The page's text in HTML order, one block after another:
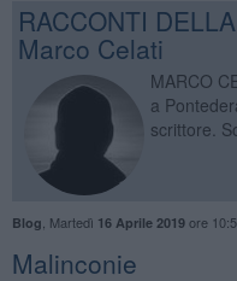
RACCONTI
Marco Celati
MARCO
a
scrittore.
Blog Martedì 16 Aprile 2019ore
Malinconie